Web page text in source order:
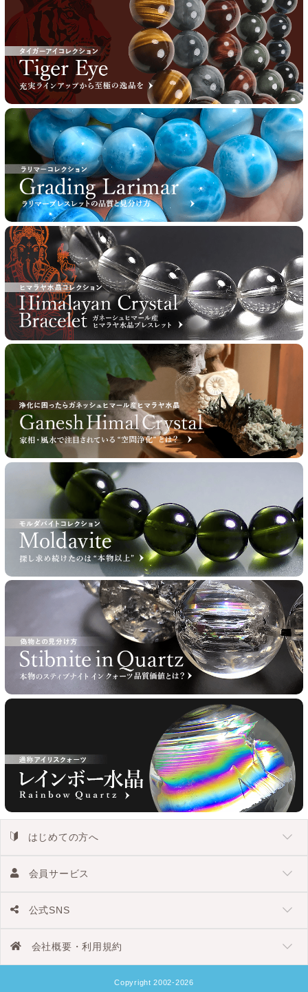
はじめての方へ
会員サービス
公式SNS
会社概要・利用規約
Copyright 2002-2026